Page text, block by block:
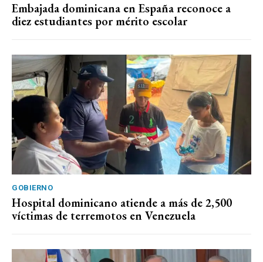
Embajada dominicana en España reconoce a
diez estudiantes por mérito escolar
GOBIERNO
Hospital dominicano atiende a más de 2,500
víctimas de terremotos en Venezuela